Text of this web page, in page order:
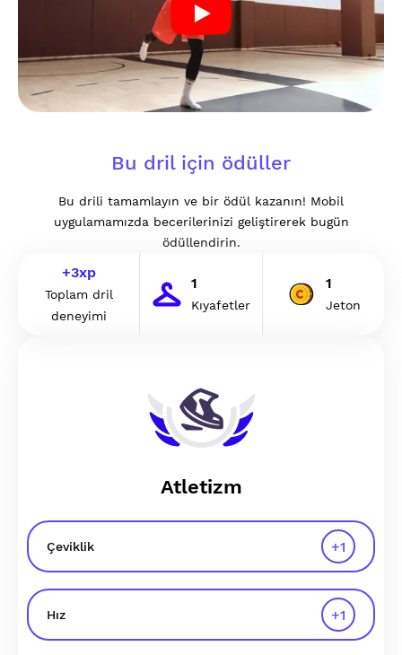
Bu dril için ödüller
Bu drili tamamlayın ve bir ödül kazanın! Mobil
uygulamamızda becerilerinizi geliştirerek bugün
ödüllendirin.
+3xp
Toplam dril
deneyimi
1
Kıyafetler
1
Jeton
Atletizm
Çeviklik +1
Hız +1